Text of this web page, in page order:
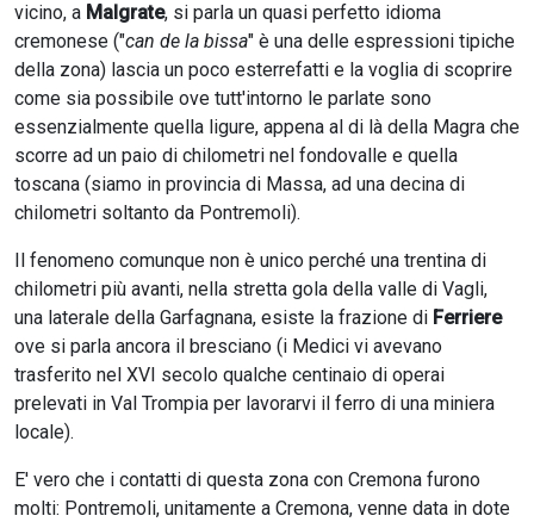
vicino, a Malgrate, si parla un quasi perfetto idioma
cremonese ("can de la bissa" è una delle espressioni tipiche
della zona) lascia un poco esterrefatti e la voglia di scoprire
come sia possibile ove tutt'intorno le parlate sono
essenzialmente quella ligure, appena al di là della Magra che
scorre ad un paio di chilometri nel fondovalle e quella
toscana (siamo in provincia di Massa, ad una decina di
chilometri soltanto da Pontremoli).
Il fenomeno comunque non è unico perché una trentina di
chilometri più avanti, nella stretta gola della valle di Vagli,
una laterale della Garfagnana, esiste la frazione di Ferriere
ove si parla ancora il bresciano (i Medici vi avevano
trasferito nel XVI secolo qualche centinaio di operai
prelevati in Val Trompia per lavorarvi il ferro di una miniera
locale).
E' vero che i contatti di questa zona con Cremona furono
molti: Pontremoli, unitamente a Cremona, venne data in dote